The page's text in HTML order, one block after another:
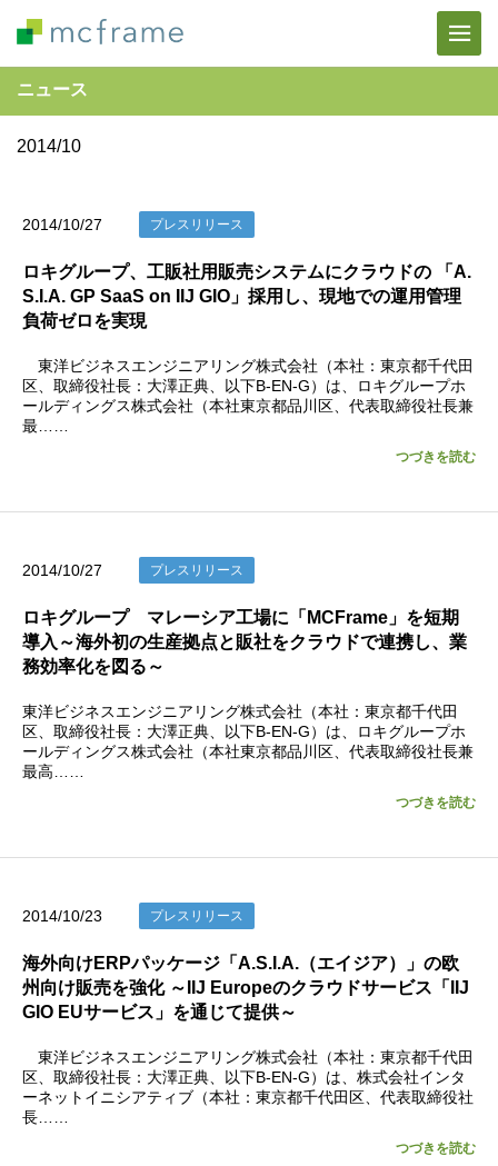
ニュース
2014/10
2014/10/27 プレスリリース
ロキグループ、工販社用販売システムにクラウドの 「A.
S.I.A. GP SaaS on IIJ GIO」採用し、現地での運用管理
負荷ゼロを実現
東洋ビジネスエンジニアリング株式会社（本社：東京都千代田
区、取締役社長：大澤正典、以下B-EN-G）は、ロキグループホ
ールディングス株式会社（本社東京都品川区、代表取締役社長兼
最……
つづきを読む
2014/10/27 プレスリリース
ロキグループ マレーシア工場に「MCFrame」を短期
導入～海外初の生産拠点と販社をクラウドで連携し、業
務効率化を図る～
東洋ビジネスエンジニアリング株式会社（本社：東京都千代田
区、取締役社長：大澤正典、以下B-EN-G）は、ロキグループホ
ールディングス株式会社（本社東京都品川区、代表取締役社長兼
最高……
つづきを読む
2014/10/23 プレスリリース
海外向けERPパッケージ「A.S.I.A.（エイジア）」の欧
州向け販売を強化 ～IIJ Europeのクラウドサービス「IIJ
GIO EUサービス」を通じて提供～
東洋ビジネスエンジニアリング株式会社（本社：東京都千代田
区、取締役社長：大澤正典、以下B-EN-G）は、株式会社インタ
ーネットイニシアティブ（本社：東京都千代田区、代表取締役社
長……
つづきを読む